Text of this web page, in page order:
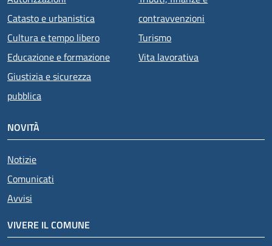
Catasto e urbanistica
Cultura e tempo libero
Educazione e formazione
Giustizia e sicurezza
pubblica
contravvenzioni
Turismo
Vita lavorativa
NOVITÀ
Notizie
Comunicati
Avvisi
VIVERE IL COMUNE